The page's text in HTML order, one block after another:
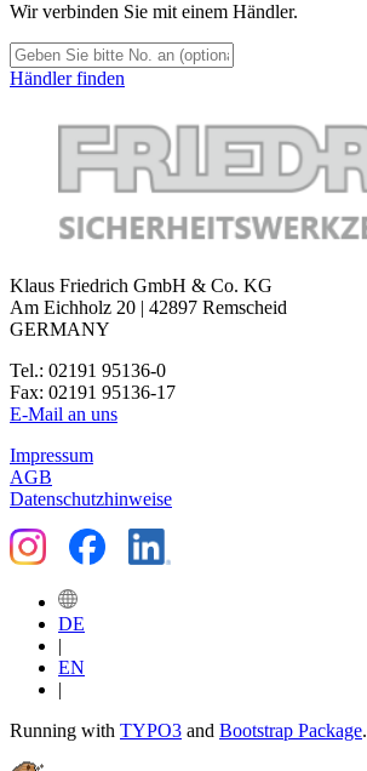
Wir verbinden Sie mit einem Händler.
Händler finden
Klaus Friedrich GmbH & Co. KG
Am Eichholz 20 | 42897 Remscheid
GERMANY
Tel.: 02191 95136-0
Fax: 02191 95136-17
E-Mail an uns
Impressum
AGB
Datenschutzhinweise
DE
|
EN
|
Running with TYPO3 and Bootstrap Package.